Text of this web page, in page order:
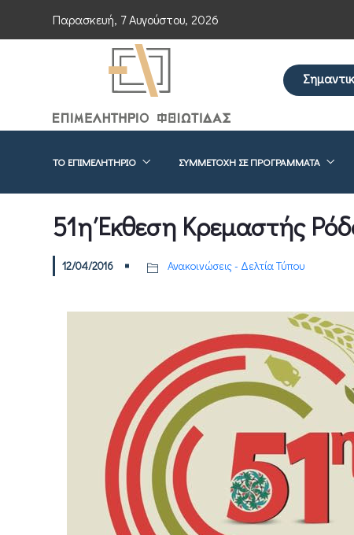
Παρασκευή, 7 Αυγούστου, 2026
Επείγουσα
ΤΟ ΕΠΙΜΕΛΗΤΉΡΙΟ ΣΥΜΜΕΤΟΧΉ ΣΕ ΠΡΟΓΡΆΜΜΑΤΑ
51η Έκθεση Κρεμαστής
12/04/2016 Ανακοινώσεις - Δελτία Τύπου